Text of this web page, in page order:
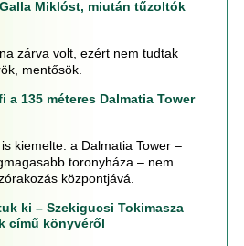
Miklóst, miután tűzoltók
zárva volt, ezért nem tudtak
mentősök.
a 135 méteres Dalmatia Tower
kiemelte: a Dalmatia Tower –
toronyháza – nem
központjává.
ki – Szekigucsi Tokimasza
című könyvéről